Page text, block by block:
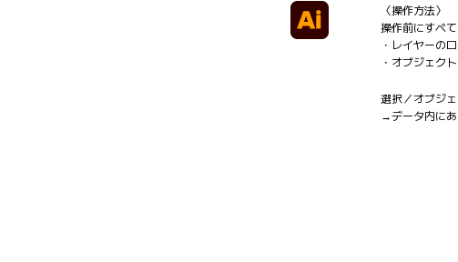
〈操作方法〉
操作前にすべ
・レイヤーの
・オブジェク
選択／オブジ
→データ内に